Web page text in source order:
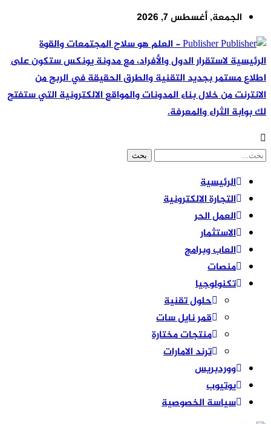
الجمعة, أغسطس 7, 2026
Publisher - العلم هو سلاح المجتمعات والقوة
الرئيسية لاستقرار الدول والأفراد، مع مدونة يونكس ستكون على
اطلاع مستمر بجديد التقنية والطرق الحقيقة في الربح من
الانترنت من خلال بناء المدونات والمواقع الالكترونية التي ستفتح
لك بوابة الثراء والمعرفة.
الرئيسية
التجارة الالكترونية
العمل الحر
الاستثمار
العاب وبرامج
منصات
تكنولوجيا
حلول تقنية
قمر نايل سات
منتجات مختارة
ترند الامارات
ووردبريس
يوتيوب
سياسة الخصوصية